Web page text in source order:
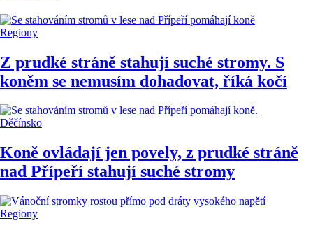
Regiony
Z prudké stráně stahují suché stromy. S
koněm se nemusím dohadovat, říká kočí
Děčínsko
Koně ovládají jen povely, z prudké stráně
nad Přípeří stahují suché stromy
Regiony